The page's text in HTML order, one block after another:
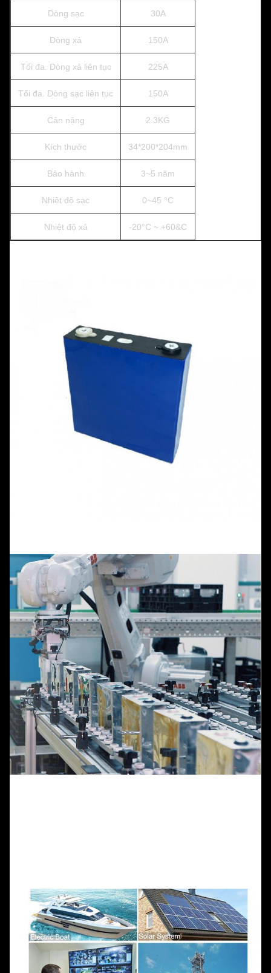
Dòng sạc 30A
Dòng xả 150A
Tối đa. Dòng xả liên tục 225A
Tối đa. Dòng sạc liên tục 150A
Cân nặng 2.3KG
Kích thước 34*200*204mm
Bảo hành 3~5 năm
Nhiệt độ sạc 0~45 °C
Nhiệt độ xả -20°C ~ +60&C